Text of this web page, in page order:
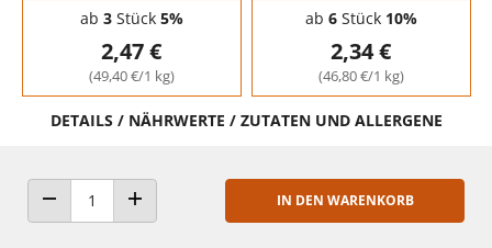
Staffelpreise - Mengenrabatt
ab 3Stück 5%
2,47 €
(49,40 €/1 kg)
ab 6Stück 10%
2,34 €
(46,80 €/1 kg)
DETAILS / NÄHRWERTE / ZUTATEN UND ALLERGENE
ANZAHL VERRINGERNANZAHL ERHÖHEN
IN DEN WARENKORB